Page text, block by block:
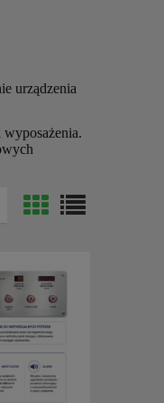
urządzenia